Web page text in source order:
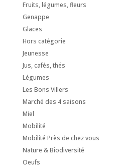
Fruits, légumes, fleurs
Genappe
Glaces
Hors catégorie
Jeunesse
Jus, cafés, thés
Légumes
Les Bons Villers
Marché des 4 saisons
Miel
Mobilité
Mobilité Près de chez vous
Nature & Biodiversité
Oeufs